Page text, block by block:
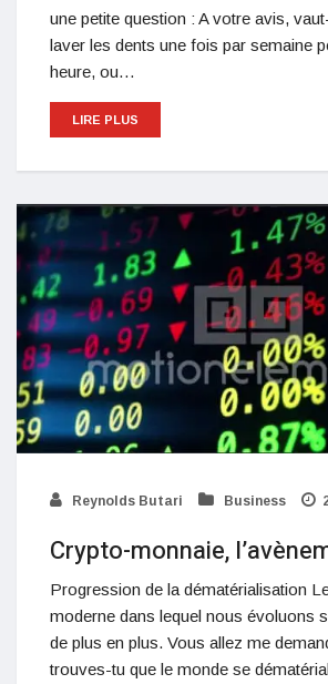
une petite question : A votre avis,
laver les dents une fois par semaine
heure, ou…
LIRE PLUS
Reynolds Butari Business
Crypto-monnaie,
Progression de la dématérialisation
moderne dans lequel nous évoluons
de plus en plus. Vous allez me
trouves-tu que le monde se